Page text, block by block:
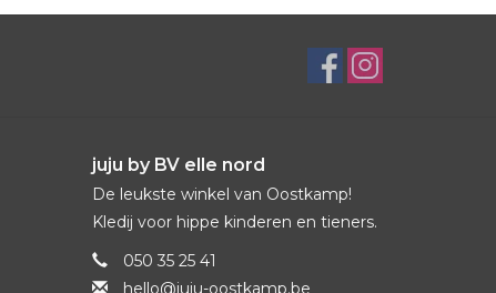
juju by BV elle nord
De leukste winkel van Oostkamp!
Kledij voor hippe kinderen en tieners.
050 35 25 41
hello@juju-oostkamp.be